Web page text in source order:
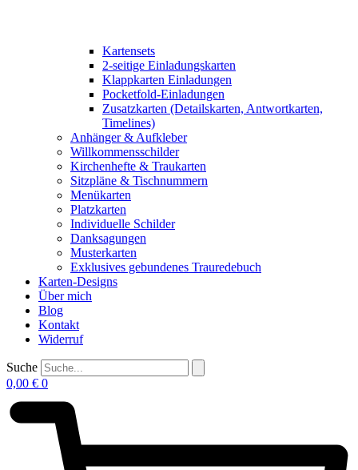
Kartensets
2-seitige Einladungskarten
Klappkarten Einladungen
Pocketfold-Einladungen
Zusatzkarten (Detailskarten, Antwortkarten,
Timelines)
Anhänger & Aufkleber
Willkommensschilder
Kirchenhefte & Traukarten
Sitzpläne & Tischnummern
Menükarten
Platzkarten
Individuelle Schilder
Danksagungen
Musterkarten
Exklusives gebundenes Trauredebuch
Karten-Designs
Über mich
Blog
Kontakt
Widerruf
Suche
0,00 € 0